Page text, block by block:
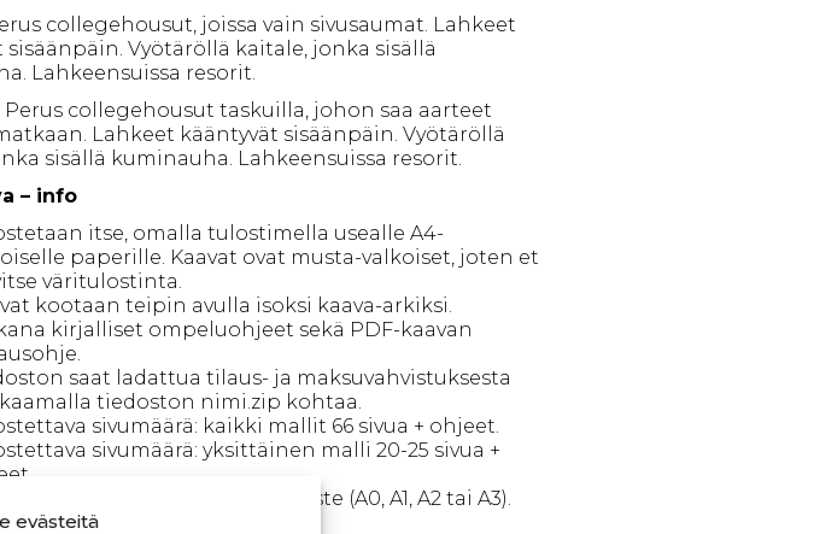
evästeitä
collegehousut, joissa vain sivusaumat. Lahkeet
sisäänpäin. Vyötäröllä kaitale, jonka sisällä
Lahkeensuissa resorit.
Perus collegehousut taskuilla, johon saa aarteet
Lahkeet kääntyvät sisäänpäin. Vyötäröllä
sisällä kuminauha. Lahkeensuissa resorit.
– info
itse, omalla tulostimella usealle A4-
paperille. Kaavat ovat musta-valkoiset, joten et
väritulostinta.
kootaan teipin avulla isoksi kaava-arkiksi.
kirjalliset ompeluohjeet sekä PDF-kaavan
saat ladattua tilaus- ja maksuvahvistuksesta
tiedoston nimi.zip kohtaa.
sivumäärä: kaikki mallit 66 sivua + ohjeet.
sivumäärä: yksittäinen malli 20-25 sivua +
mukana suurkuvatuloste (A0, A1, A2 tai A3).